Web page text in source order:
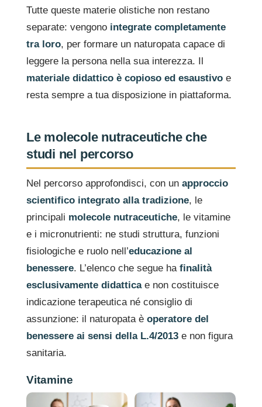
Tutte queste materie olistiche non restano
separate: vengono integrate completamente
tra loro, per formare un naturopata capace di
leggere la persona nella sua interezza. Il
materiale didattico è copioso ed esaustivo e
resta sempre a tua disposizione in piattaforma.
Le molecole nutraceutiche che
studi nel percorso
Nel percorso approfondisci, con un approccio
scientifico integrato alla tradizione, le
principali molecole nutraceutiche, le vitamine
e i micronutrienti: ne studi struttura, funzioni
fisiologiche e ruolo nell’educazione al
benessere. L’elenco che segue ha finalità
esclusivamente didatticae non costituisce
indicazione terapeutica né consiglio di
assunzione: il naturopata è operatore del
benessere ai sensi della L.4/2013 e non figura
sanitaria.
Vitamine